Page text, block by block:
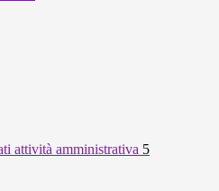
attività amministrativa 5